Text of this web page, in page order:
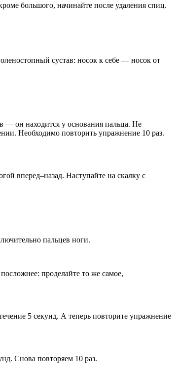
большого, начинайте после удаления спиц.
сустав: носок к себе — носок от
— он находится у основания пальца. Не
Необходимо повторить упражнение 10 раз.
вперед–назад. Наступайте на скалку с
пальцев ноги.
проделайте то же самое,
5 секунд. А теперь повторите упражнение
Снова повторяем 10 раз.